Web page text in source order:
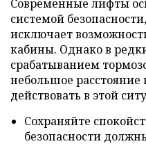
Современные лифты
системой
исключает
кабины. Однако в
срабатыванием
небольшое расстояние
действовать в этой
Сохраняйте
безопасности